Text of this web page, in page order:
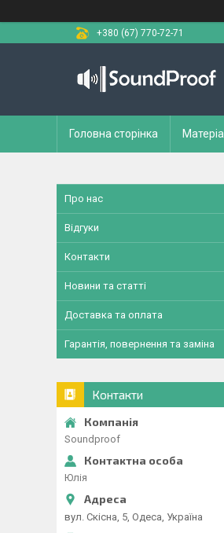
+380 (67) 770-72-71
Головна сторінка
Про нас
Відгуки
Контакти
Новини та статті
Доставка та оплата
Гарантія, повернення та заміна
Контакти
Soundproof
Юлія
вул. Скісна, 5, Одеса, Україна